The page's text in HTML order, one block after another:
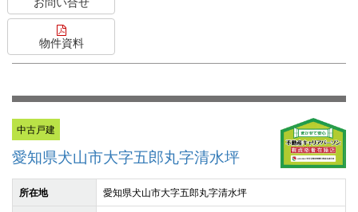
物件資料
中古戸建
愛知県犬山市大字五郎丸字清水坪
所在地 愛知県犬山市大字五郎丸字清水坪